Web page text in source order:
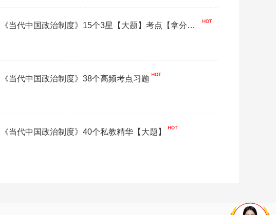
当代中国政治制度》15个3星【大题】考点【拿分必
当代中国政治制度》38个高频考点习题
当代中国政治制度》40个私教精华【大题】